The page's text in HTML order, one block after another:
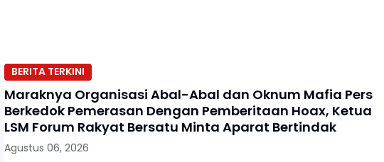
BERITA TERKINI
Maraknya Organisasi Abal-Abal dan Oknum Mafia Pers
Berkedok Pemerasan Dengan Pemberitaan Hoax, Ketua
LSM Forum Rakyat Bersatu Minta Aparat Bertindak
Agustus 06, 2026